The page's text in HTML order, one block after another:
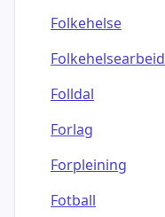
Folkehelse
Folkehelsearbeid
Folldal
Forlag
Forpleining
Fotball